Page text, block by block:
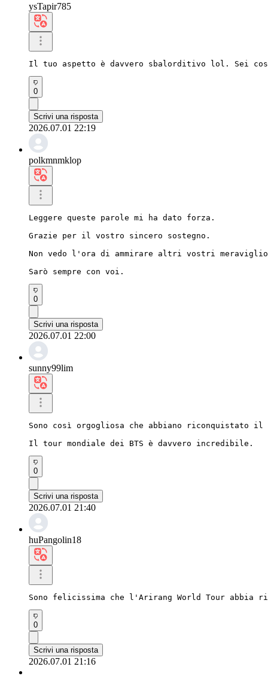
ysTapir785
Il tuo aspetto è davvero sbalorditivo lol. Sei
0
Scrivi una risposta
2026.07.01 22:19
polkmnmklop
Leggere queste parole mi ha dato forza.
Grazie per il vostro sincero sostegno.
Non vedo l'ora di ammirare altri vostri
Sarò sempre con voi.
0
Scrivi una risposta
2026.07.01 22:00
sunny99lim
Sono così orgogliosa che abbiano riconquistato
Il tour mondiale dei BTS è davvero incredibile.
0
Scrivi una risposta
2026.07.01 21:40
huPangolin18
Sono felicissima che l'Arirang World Tour
0
Scrivi una risposta
2026.07.01 21:16